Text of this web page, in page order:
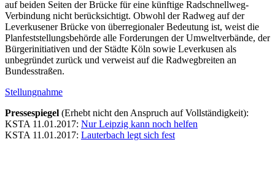
auf beiden Seiten der Brücke für eine künftige Radschnellweg-
Verbindung nicht berücksichtigt. Obwohl der Radweg auf der
Leverkusener Brücke von überregionaler Bedeutung ist, weist die
Planfeststellungsbehörde alle Forderungen der Umweltverbände, der
Bürgerinitiativen und der Städte Köln sowie Leverkusen als
unbegründet zurück und verweist auf die Radwegbreiten an
Bundesstraßen.
Stellungnahme
Pressespiegel (Erhebt nicht den Anspruch auf Vollständigkeit):
KSTA 11.01.2017: Nur Leipzig kann noch helfen
KSTA 11.01.2017: Lauterbach legt sich fest